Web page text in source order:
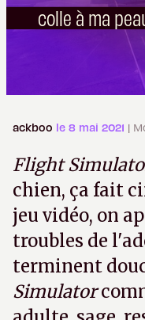
colle à ma
ackboo le 8 mai 2021 |
Flight
chien, ça fait
jeu vidéo, on
troubles de
terminent
Simulator